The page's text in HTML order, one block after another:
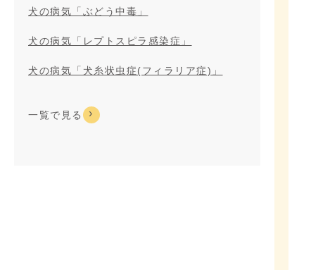
犬の病気「ぶどう中毒」
犬の病気「レプトスピラ感染症」
犬の病気「犬糸状虫症(フィラリア症)」
一覧で見る